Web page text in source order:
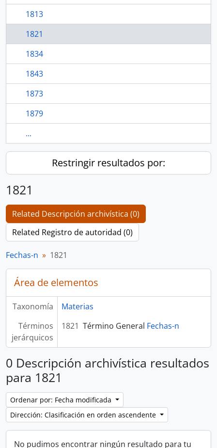
1813
1821
1834
1843
1873
1879
...
Restringir resultados por:
1821
Related Descripción archivística (0)
Related Registro de autoridad (0)
Fechas-n 1821
Área de elementos
Taxonomía
Materias
Términos
jerárquicos
1821 Término General Fechas-n
0 Descripción archivística resultados
para 1821
Ordenar por: Fecha modificada
Dirección: Clasificación en orden ascendente
No pudimos encontrar ningún resultado para tu